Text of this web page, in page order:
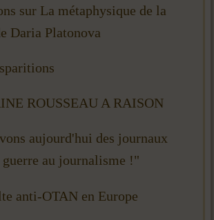
sur La métaphysique de la
Daria Platonova
ROUSSEAU A RAISON
aujourd'hui des journaux
au journalisme !"
anti-OTAN en Europe